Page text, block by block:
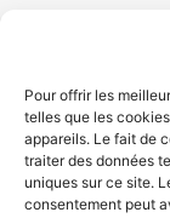
Pour offrir les
telles que les
appareils. Le fait de
traiter des données
uniques sur ce site.
consentement peut